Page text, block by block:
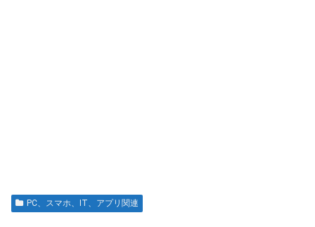
PC、スマホ、IT、アプリ関連